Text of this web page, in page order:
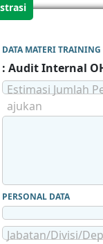
DATA MATERI TRAINING
: Audit Internal
Estimasi Jumlah
ajukan
PERSONAL DATA
Jabatan/Divisi/